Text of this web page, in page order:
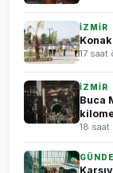
İZMİR
17 saat
İZMİR
Buca
18